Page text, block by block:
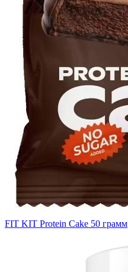
FIT KIT Protein Cake 50 грамм